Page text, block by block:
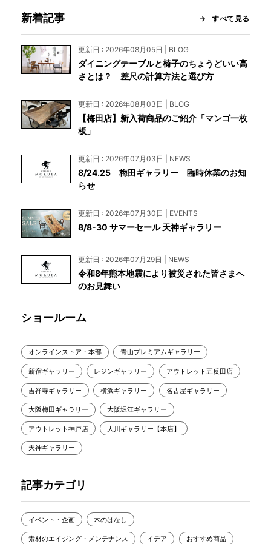
新着記事 すべて見る
更新日 : 2026年08月05日 | BLOG
ダイニングテーブルと椅子のちょうどいい高
さとは？ 差尺の計算方法と選び方
更新日 : 2026年08月03日 | BLOG
【梅田店】新入荷商品のご紹介「マンゴ一枚
板」
更新日 : 2026年07月03日 | NEWS
8/24.25 梅田ギャラリー 臨時休業のお知
らせ
更新日 : 2026年07月30日 | EVENTS
8/8-30 サマーセール 天神ギャラリー
更新日 : 2026年07月29日 | NEWS
令和8年熊本地震により被災された皆さまへ
のお見舞い
ショールーム
オンラインストア・本部 青山プレミアムギャラリー
新宿ギャラリー レジンギャラリー アウトレット五反田店
吉祥寺ギャラリー 横浜ギャラリー 名古屋ギャラリー
大阪梅田ギャラリー 大阪堀江ギャラリー
アウトレット神戸店 大川ギャラリー【本店】
天神ギャラリー
記事カテゴリ
イベント・企画 木のはなし
素材のエイジング・メンテナンス イデア おすすめ商品